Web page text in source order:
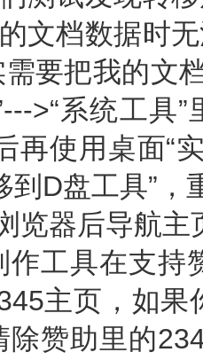
文档数据时
要把我的文
>“系统工具
再使用桌面“
到D盘工具”
览器后导航
具在支持
主页，如
除赞助里的